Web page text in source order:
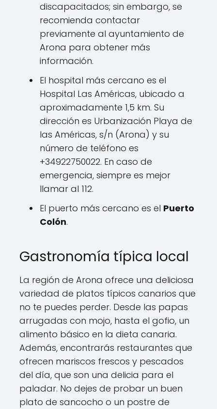
discapacitados; sin embargo, se
recomienda contactar
previamente al ayuntamiento de
Arona para obtener más
información.
El hospital más cercano es el
Hospital Las Américas, ubicado a
aproximadamente 1,5 km. Su
dirección es Urbanización Playa de
las Américas, s/n (Arona) y su
número de teléfono es
+34922750022. En caso de
emergencia, siempre es mejor
llamar al 112.
El puerto más cercano es el Puerto
Colón.
Gastronomía típica local
La región de Arona ofrece una deliciosa
variedad de platos típicos canarios que
no te puedes perder. Desde las papas
arrugadas con mojo, hasta el gofio, un
alimento básico en la dieta canaria.
Además, encontrarás restaurantes que
ofrecen mariscos frescos y pescados
del día, que son una delicia para el
paladar. No dejes de probar un buen
plato de sancocho o un postre de